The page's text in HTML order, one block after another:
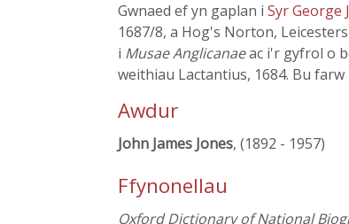
Gwnaed ef yn gaplan i Syr George
1687/8, a Hog's Norton,
i Musae Anglicanaeac i'r gyfrol o
weithiau Lactantius, 1684. Bu farw
Awdur
John James Jones, (1892 - 1957)
Ffynonellau
Oxford Dictionary of National